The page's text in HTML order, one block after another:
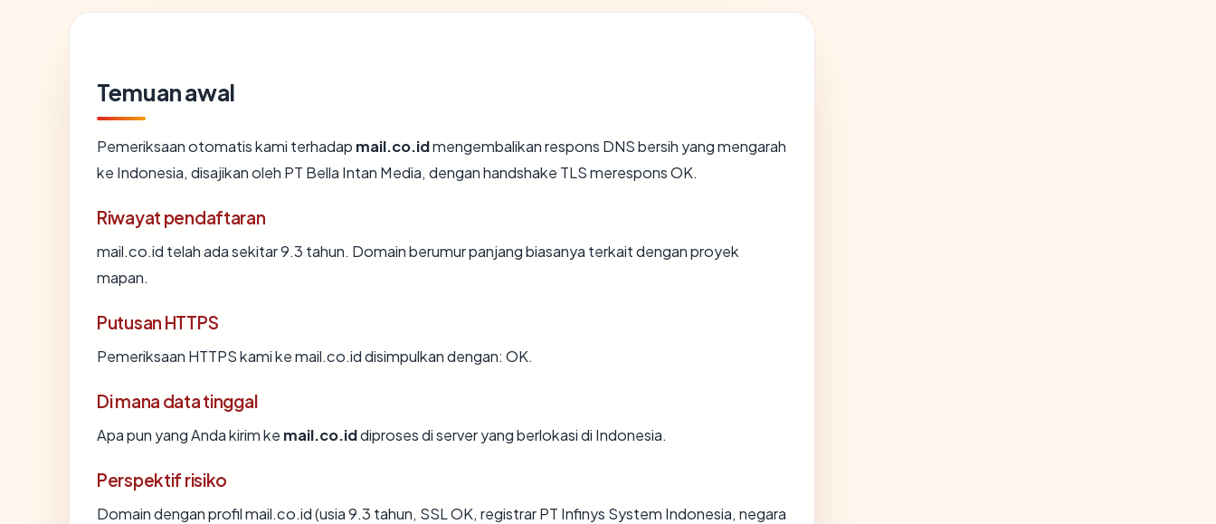
Temuan awal
Pemeriksaan otomatis kami terhadap mail.co.idmengembalikan respons DNS bersih yang mengarah
ke Indonesia, disajikan oleh PT Bella Intan Media, dengan handshake TLS merespons OK.
Riwayat pendaftaran
mail.co.id telah ada sekitar 9.3 tahun. Domain berumur panjang biasanya terkait dengan proyek
mapan.
Putusan HTTPS
Pemeriksaan HTTPS kami ke mail.co.id disimpulkan dengan: OK.
Di mana data tinggal
Apa pun yang Anda kirim ke mail.co.iddiproses di server yang berlokasi di Indonesia.
Perspektif risiko
Domain dengan profil mail.co.id (usia 9.3 tahun, SSL OK, registrar PT Infinys System Indonesia, negara